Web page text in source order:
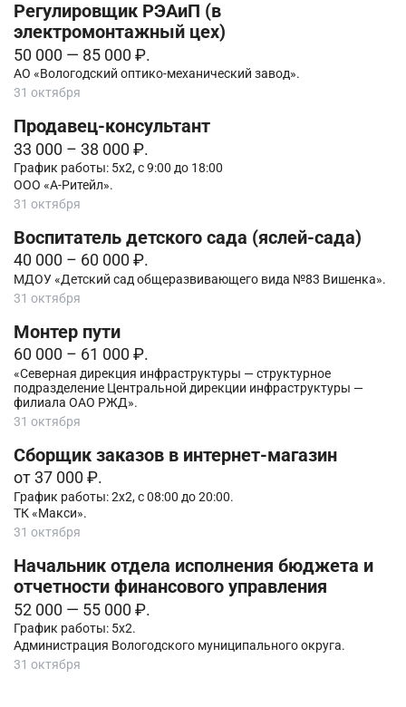
Регулировщик РЭАиП (в
электромонтажный цех)
50 000 — 85 000 ₽.
АО «Вологодский оптико-механический завод».
31 октября
Продавец-консультант
33 000 – 38 000 ₽.
График работы: 5х2, с 9:00 до 18:00
ООО «А-Ритейл».
31 октября
Воспитатель детского сада (яслей-сада)
40 000 – 60 000 ₽.
МДОУ «Детский сад общеразвивающего вида №83 Вишенка».
31 октября
Монтер пути
60 000 – 61 000 ₽.
«Северная дирекция инфраструктуры — структурное
подразделение Центральной дирекции инфраструктуры —
филиала ОАО РЖД».
31 октября
Сборщик заказов в интернет-магазин
от 37 000 ₽.
График работы: 2x2, с 08:00 до 20:00.
ТК «Макси».
31 октября
Начальник отдела исполнения бюджета и
отчетности финансового управления
52 000 — 55 000 ₽.
График работы: 5х2.
Администрация Вологодского муниципального округа.
31 октября